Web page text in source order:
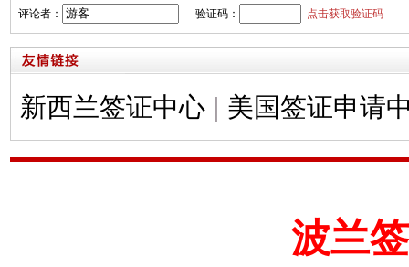
评论者： 验证码： 点击获取验证码
新西兰签证中心 | 美国签证申请
波兰